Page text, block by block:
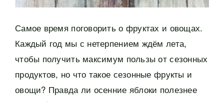
Самое время поговорить о фруктах и овощах.
Каждый год мы с нетерпением ждём лета,
чтобы получить максимум пользы от сезонных
продуктов, но что такое сезонные фрукты и
овощи? Правда ли осенние яблоки полезнее